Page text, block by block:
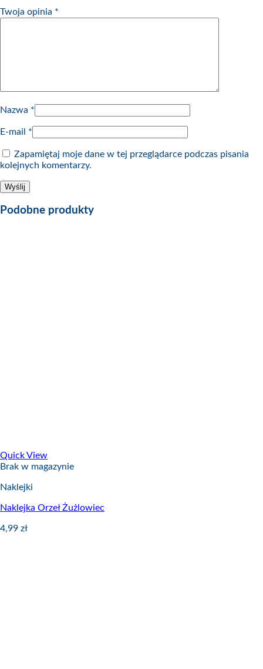
Twoja opinia *
Nazwa *
E-mail *
Zapamiętaj moje dane w tej przeglądarce podczas pisania
kolejnych komentarzy.
Podobne produkty
Quick View
Brak w magazynie
Naklejki
Naklejka Orzeł Żużlowiec
4,99 zł